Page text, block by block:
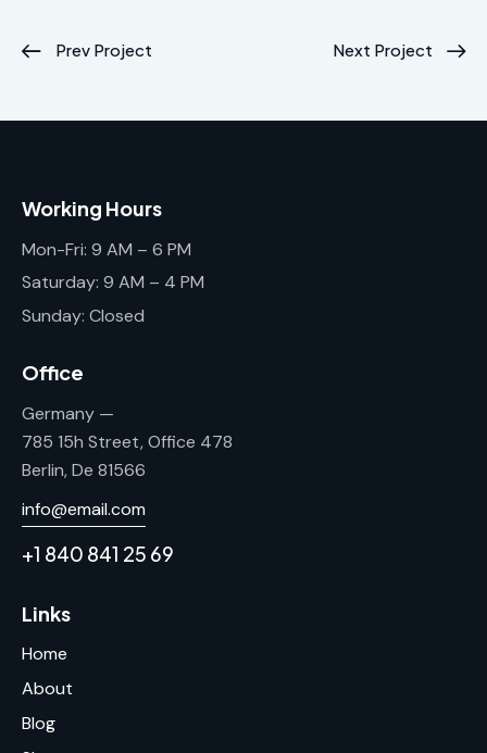
Prev Project Next Project
Working Hours
Mon-Fri: 9 AM – 6 PM
Saturday: 9 AM – 4 PM
Sunday: Closed
Office
Germany —
785 15h Street, Office 478
Berlin, De 81566
info@email.com
+1 840 841 25 69
Links
Home
About
Blog